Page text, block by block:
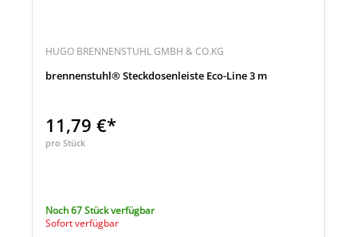
HUGO BRENNENSTUHL GMBH & CO.KG
brennenstuhl® Steckdosenleiste Eco-Line 3 m
11,79 €*
pro Stück
Noch 67 Stück verfügbar
Sofort verfügbar